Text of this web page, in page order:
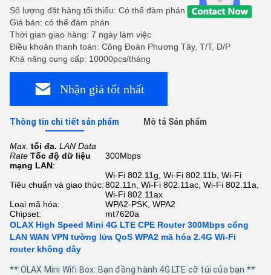
Số lượng đặt hàng tối thiểu: Có thể đàm phán
Giá bán: có thể đàm phán
Thời gian giao hàng: 7 ngày làm việc
Điều khoản thanh toán: Công Đoàn Phương Tây, T/T, D/P
Khả năng cung cấp: 10000pcs/tháng
Nhận giá tốt nhất
Thông tin chi tiết sản phẩm Mô tả Sản phẩm
Max. tối đa. LAN Data
Rate Tốc độ dữ liệu
mạng LAN:
300Mbps
Tiêu chuẩn và giao thức:
Wi-Fi 802.11g, Wi-Fi 802.11b, Wi-Fi
802.11n, Wi-Fi 802.11ac, Wi-Fi 802.11a,
Wi-Fi 802.11ax
Loại mã hóa:
WPA2-PSK, WPA2
Chipset:
mt7620a
OLAX High Speed Mini 4G LTE CPE Router 300Mbps cổng
LAN WAN VPN tường lửa QoS WPA2 mã hóa 2.4G Wi-Fi
router không dây
** OLAX Mini Wifi Box: Bạn đồng hành 4G LTE cỡ túi của bạn **